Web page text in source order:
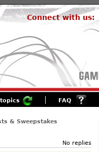
Connect with us:
FAQ
& Sweepstakes
No replies